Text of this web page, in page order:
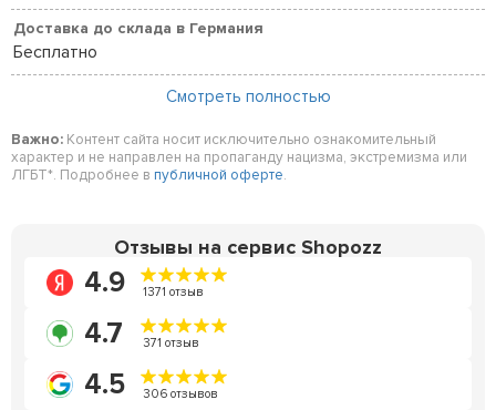
Доставка до склада в Германия
Бесплатно
Смотреть полностью
Важно: Контент сайта носит исключительно ознакомительный
характер и не направлен на пропаганду нацизма, экстремизма или
ЛГБТ*. Подробнее в публичной оферте.
Отзывы на сервис Shopozz
4.9 1371 отзыв
4.7 371 отзыв
4.5 306 отзывов